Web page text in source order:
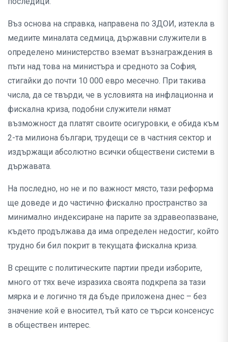
Въз основа на справка, направена по ЗДОИ, изтекла в
медиите миналата седмица, държавни служители в
определено министерство вземат възнаграждения в
пъти над това на министъра и средното за София,
стигайки до почти 10 000 евро месечно. При такива
числа, да се твърди, че в условията на инфлационна и
фискална криза, подобни служители нямат
възможност да платят своите осигуровки, е обида към
2-та милиона българи, трудещи се в частния сектор и
издържащи абсолютно всички обществени системи в
държавата.
На последно, но не и по важност място, тази реформа
ще доведе и до частично фискално пространство за
минимално индексиране на парите за здравеопазване,
където продължава да има определен недостиг, който
трудно би бил покрит в текущата фискална криза.
В срещите с политическите партии преди изборите,
много от тях вече изразиха своята подкрепа за тази
мярка и е логично тя да бъде приложена днес – без
значение кой е вносител, тъй като се търси консенсус
в обществен интерес.